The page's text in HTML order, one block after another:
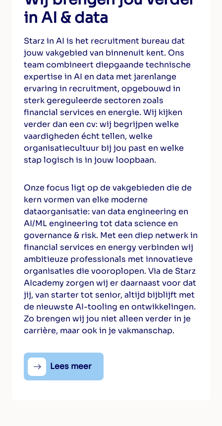
in AI & data
Starz in AI is het recruitment bureau dat
jouw vakgebied van binnenuit kent. Ons
team combineert diepgaande technische
expertise in AI en data met jarenlange
ervaring in recruitment, opgebouwd in
sterk gereguleerde sectoren zoals
financial services en energie. Wij kijken
verder dan een cv: wij begrijpen welke
vaardigheden écht tellen, welke
organisatiecultuur bij jou past en welke
stap logisch is in jouw loopbaan.
Onze focus ligt op de vakgebieden die de
kern vormen van elke moderne
dataorganisatie: van data engineering en
AI/ML engineering tot data science en
governance & risk. Met een diep netwerk in
financial services en energy verbinden wij
ambitieuze professionals met innovatieve
organisaties die vooroplopen. Via de Starz
AIcademy zorgen wij er daarnaast voor dat
jij, van starter tot senior, altijd bijblijft met
de nieuwste AI-tooling en ontwikkelingen.
Zo brengen wij jou niet alleen verder in je
carrière, maar ook in je vakmanschap.
Lees meer